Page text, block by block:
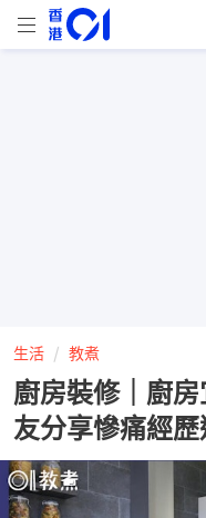
生活 教煮
廚房裝修｜廚
友分享慘痛經